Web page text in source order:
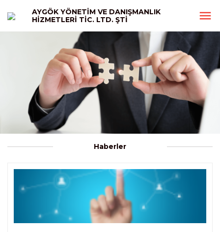
AYGÖK YÖNETİM VE DANIŞMANLIK
HİZMETLERİ TİC. LTD. ŞTİ
Haberler